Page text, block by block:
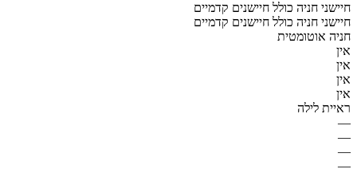
חיישני חניה כולל חיישנים קדמיים
חיישני חניה כולל חיישנים קדמיים
חניה אוטומטית
אין
אין
אין
אין
ראיית לילה
—
—
—
—